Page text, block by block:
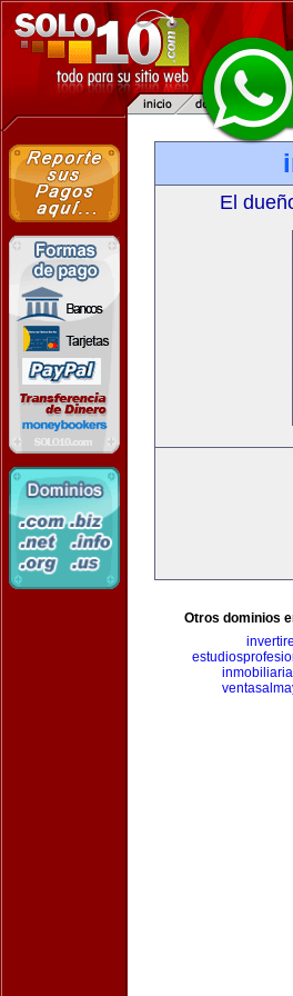
El
Otros dominios